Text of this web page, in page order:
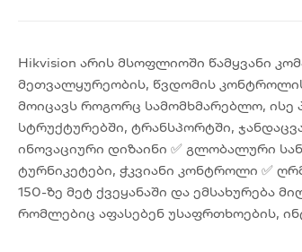
Hikvision არის მსოფლიოში წამყვანი
მეთვალყურეობის, წვდომის
მოიცავს როგორც სამომხმარებლო, ისე
სტრუქტურებში, ტრანსპორტში,
ინოვაციური დიზაინი ✅ გლობალური
ტურნიკეტები, ჭკვიანი კონტროლი ✅
150-ზე მეტ ქვეყანაში და
რომლებიც აფასებენ უსაფრთხოების,